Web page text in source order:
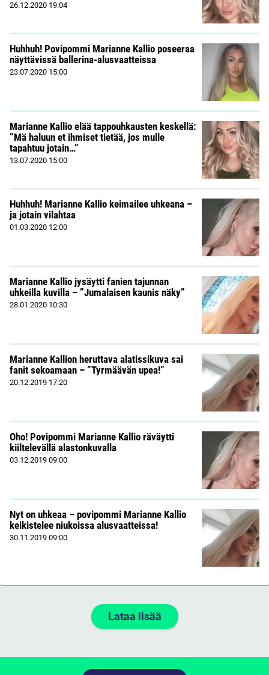
26.12.2020 19:04
Huhhuh! Povipommi Marianne Kallio poseeraa
näyttävissä ballerina-alusvaatteissa
23.07.2020 15:00
Marianne Kallio elää tappouhkausten keskellä:
”Mä haluun et ihmiset tietää, jos mulle
tapahtuu jotain…”
13.07.2020 15:00
Huhhuh! Marianne Kallio keimailee uhkeana –
ja jotain vilahtaa
01.03.2020 12:00
Marianne Kallio jysäytti fanien tajunnan
uhkeilla kuvilla – ”Jumalaisen kaunis näky”
28.01.2020 10:30
Marianne Kallion heruttava alatissikuva sai
fanit sekoamaan – ”Tyrmäävän upea!”
20.12.2019 17:20
Oho! Povipommi Marianne Kallio räväytti
kiiltelevällä alastonkuvalla
03.12.2019 09:00
Nyt on uhkeaa – povipommi Marianne Kallio
keikistelee niukoissa alusvaatteissa!
30.11.2019 09:00
Lataa lisää